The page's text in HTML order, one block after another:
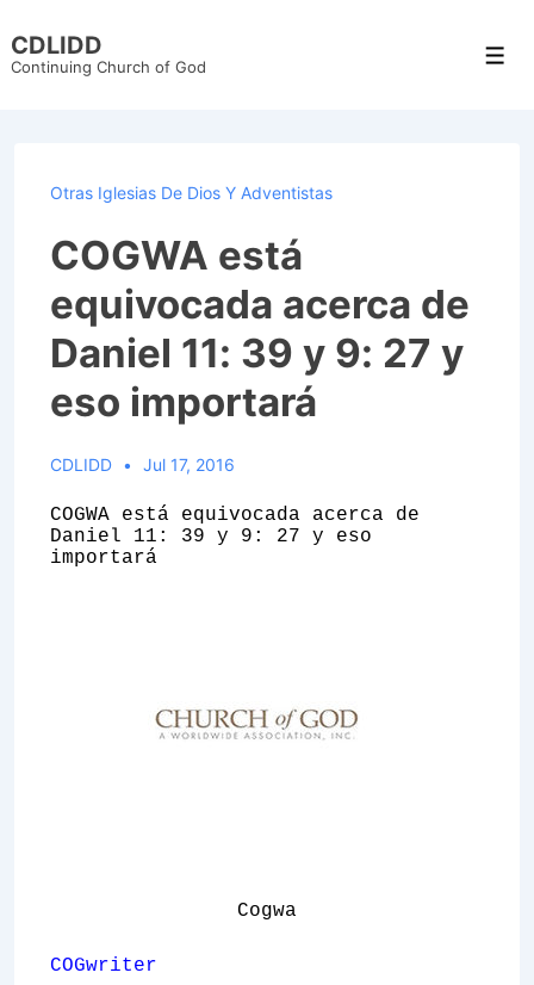
Skip
CDLIDD
Continuing Church of God
Otras Iglesias De Dios Y Adventistas
COGWA está
equivocada acerca de
Daniel 11: 39 y 9: 27 y
eso importará
CDLIDD Jul 17, 2016
COGWA está equivocada acerca de
Daniel 11: 39 y 9: 27 y eso
importará
Cogwa
COGwriter